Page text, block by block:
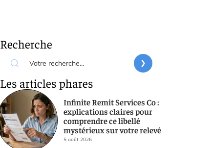
Recherche
Les articles phares
Infinite Remit Services Co :
explications claires pour
comprendre ce libellé
mystérieux sur votre relevé
5 août 2026